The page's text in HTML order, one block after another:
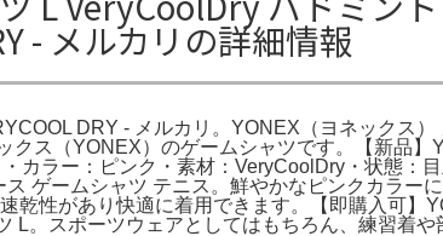
- メルカリの詳細情報
DRY - メルカリ。YONEX（ヨネックス
クス（YONEX）のゲームシャツです。【新品
カラー：ピンク・素材：VeryCoolDry・状態：
ゲームシャツ テニス。鮮やかなピンクカラー
乾性があり快適に着用できます。【即購入可】
L。スポーツウェアとしてはもちろん、練習着